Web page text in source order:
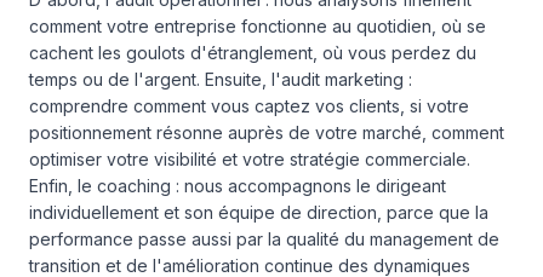
comment votre entreprise fonctionne au quotidien, où se
cachent les goulots d'étranglement, où vous perdez du
temps ou de l'argent. Ensuite, l'audit marketing :
comprendre comment vous captez vos clients, si votre
positionnement résonne auprès de votre marché, comment
optimiser votre visibilité et votre stratégie commerciale.
Enfin, le coaching : nous accompagnons le dirigeant
individuellement et son équipe de direction, parce que la
performance passe aussi par la qualité du management de
transition et de l'amélioration continue des dynamiques